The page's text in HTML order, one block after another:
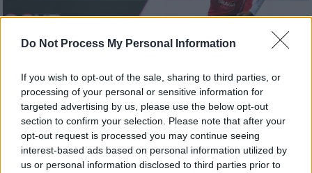
Do Not Process My Personal Information
If you wish to opt-out of the sale, sharing to third parties, or
processing of your personal or sensitive information for
targeted advertising by us, please use the below opt-out
section to confirm your selection. Please note that after your
opt-out request is processed you may continue seeing
interest-based ads based on personal information utilized by
us or personal information disclosed to third parties prior to
Ψάχνει τη φόρμουλα για την απόκτηση του Μάρτινς η ΑΕΚ
Προσθέστε το ΕΘΝΟΣ στη Google